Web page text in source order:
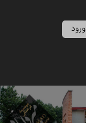
ورود